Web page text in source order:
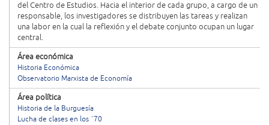
del Centro de Estudios. Hacia el interior de cada grupo, a cargo de un
responsable, los investigadores se distribuyen las tareas y realizan
una labor en la cual la reflexión y el debate conjunto ocupan un lugar
central.
Área económica
Historia Económica
Observatorio Marxista de Economía
Área política
Historia de la Burguesía
Lucha de clases en los ´70